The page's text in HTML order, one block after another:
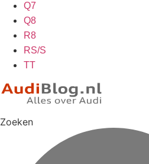
Q7
Q8
R8
RS/S
TT
Zoeken